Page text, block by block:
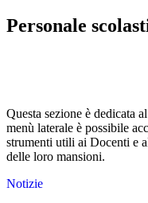
Personale
Questa sezione è dedicata
menù laterale è possibile
strumenti utili ai Docenti e
delle loro mansioni.
Notizie